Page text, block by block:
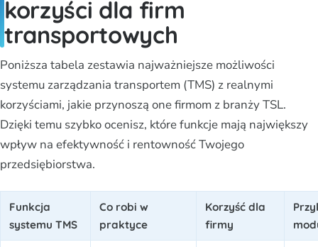
korzyści dla firm
transportowych
Poniższa tabela zestawia najważniejsze możliwości
systemu zarządzania transportem (TMS) z realnymi
korzyściami, jakie przynoszą one firmom z branży TSL.
Dzięki temu szybko ocenisz, które funkcje mają największy
wpływ na efektywność i rentowność Twojego
przedsiębiorstwa.
Funkcja
systemu TMS
Co robi w
praktyce
Korzyść dla
firmy